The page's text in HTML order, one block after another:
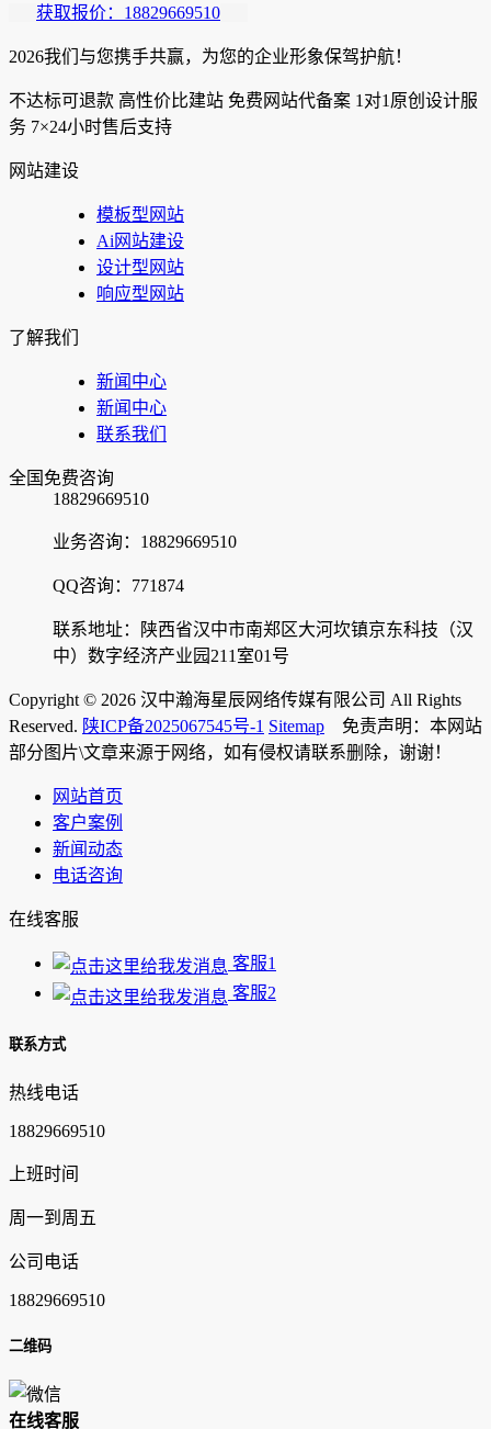
获取报价：18829669510
2026我们与您携手共赢，为您的企业形象保驾护航！
不达标可退款 高性价比建站 免费网站代备案 1对1原创设计服
务 7×24小时售后支持
网站建设
模板型网站
Ai网站建设
设计型网站
响应型网站
了解我们
新闻中心
新闻中心
联系我们
全国免费咨询
18829669510
业务咨询：18829669510
QQ咨询：771874
联系地址：陕西省汉中市南郑区大河坎镇京东科技（汉
中）数字经济产业园211室01号
Copyright © 2026 汉中瀚海星辰网络传媒有限公司 All Rights
Reserved. 陕ICP备2025067545号-1 Sitemap 免责声明：本网站
部分图片\文章来源于网络，如有侵权请联系删除，谢谢！
网站首页
客户案例
新闻动态
电话咨询
在线客服
客服1
客服2
联系方式
热线电话
18829669510
上班时间
周一到周五
公司电话
18829669510
二维码
在线客服